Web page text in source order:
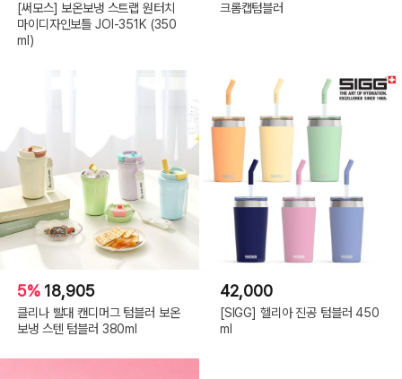
[써모스] 보온보냉 스트랩 원터치
마이디자인보틀 JOI-351K (350
ml)
크롬캡텀블러
5% 18,905
클리나 빨대 캔디머그 텀블러 보온
보냉 스텐 텀블러 380ml
42,000
[SIGG] 헬리아 진공 텀블러 450
ml